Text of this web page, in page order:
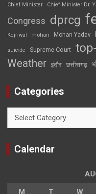
Chief Minister
Chief Minister Dr.
Congress dprcg
Kejriwal mohan Mohan Yadav
suicide Supreme Court
Weather इंदौर छत्तीसगढ़
Categories
Calendar
M T W